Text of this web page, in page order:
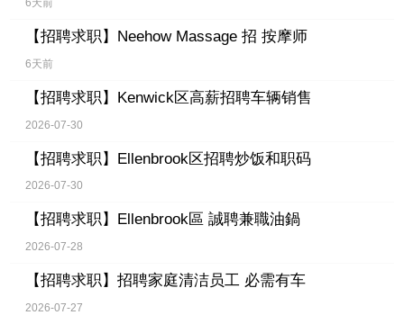
6天前
【招聘求职】 Neehow Massage 招 按摩师
6天前
【招聘求职】 Kenwick区高薪招聘车辆销售
2026-07-30
【招聘求职】 Ellenbrook区招聘炒饭和职码
2026-07-30
【招聘求职】 Ellenbrook區 誠聘兼職油鍋
2026-07-28
【招聘求职】 招聘家庭清洁员工 必需有车
2026-07-27